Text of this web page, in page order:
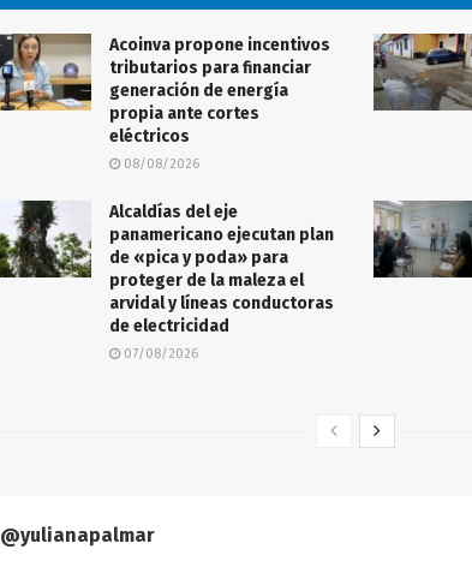
Acoinva propone incentivos
tributarios para financiar
generación de energía
propia ante cortes
eléctricos
08/08/2026
Alcaldías del eje
panamericano ejecutan plan
de «pica y poda» para
proteger de la maleza el
arvidal y líneas conductoras
de electricidad
07/08/2026
@yulianapalmar